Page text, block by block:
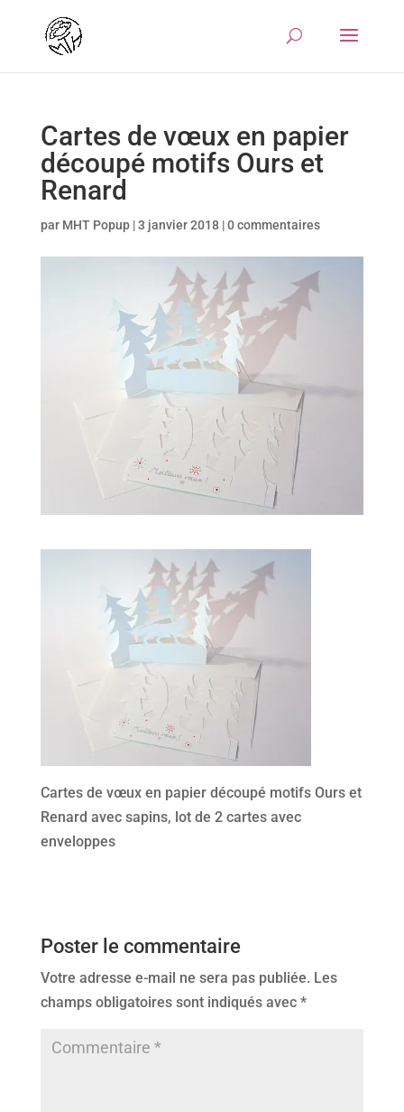
Cartes de vœux en papier
découpé motifs Ours et
Renard
par MHT Popup|3 janvier 2018|0 commentaires
Cartes de vœux en papier découpé motifs Ours et
Renard avec sapins, lot de 2 cartes avec
enveloppes
Poster le commentaire
Votre adresse e-mail ne sera pas publiée. Les
champs obligatoires sont indiqués avec *